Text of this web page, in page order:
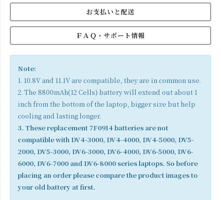
お支払いと配送
ＦＡＱ・サポート情報
Note:
1. 10.8V and 11.1V are compatible, they are in common use.
2. The 8800mAh(12 Cells) battery will extend out about 1
inch from the bottom of the laptop, bigger size but help
cooling and lasting longer.
3. These replacement 7F0914 batteries are not
compatible with DV4-3000, DV4-4000, DV4-5000, DV5-
2000, DV5-3000, DV6-3000, DV6-4000, DV6-5000, DV6-
6000, DV6-7000 and DV6-8000 series laptops. So before
placing an order please compare the product images to
your old battery at first.